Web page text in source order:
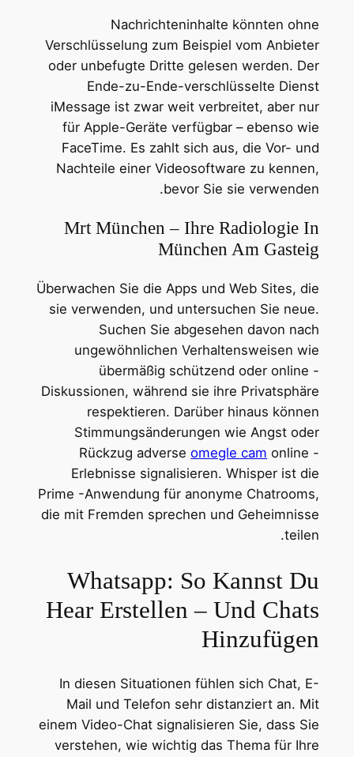
Nachrichteninhalte könnten ohne
Verschlüsselung zum Beispiel vom Anbieter
oder unbefugte Dritte gelesen werden. Der
Ende-zu-Ende-verschlüsselte Dienst
iMessage ist zwar weit verbreitet, aber nur
für Apple-Geräte verfügbar – ebenso wie
FaceTime. Es zahlt sich aus, die Vor- und
Nachteile einer Videosoftware zu kennen,
bevor Sie sie verwenden.
Mrt München – Ihre Radiologie In
München Am Gasteig
Überwachen Sie die Apps und Web Sites, die
sie verwenden, und untersuchen Sie neue.
Suchen Sie abgesehen davon nach
ungewöhnlichen Verhaltensweisen wie
übermäßig schützend oder online -
Diskussionen, während sie ihre Privatsphäre
respektieren. Darüber hinaus können
Stimmungsänderungen wie Angst oder
Rückzug adverseomegle cam online -
Erlebnisse signalisieren. Whisper ist die
Prime -Anwendung für anonyme Chatrooms,
die mit Fremden sprechen und Geheimnisse
teilen.
Whatsapp: So Kannst Du
Hear Erstellen – Und Chats
Hinzufügen
In diesen Situationen fühlen sich Chat, E-
Mail und Telefon sehr distanziert an. Mit
einem Video-Chat signalisieren Sie, dass Sie
verstehen, wie wichtig das Thema für Ihre